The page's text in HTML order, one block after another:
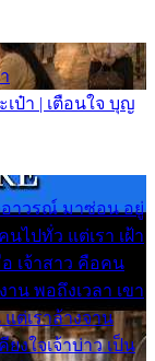
เป๋า | เตือนใจ บุญ
อาวรณ์ มาซ่อน อยู่
ไปทั่ว แต่เรา เฝ้า
เจ้าสาว คือคน
น พอถึงเวลา เขา
ต่เราล้างจาน
งใจเจ้าบ่าว เป็น